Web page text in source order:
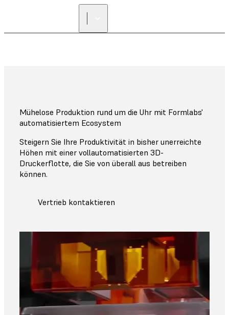
Mühelose Produktion rund um die Uhr mit Formlabs'
automatisiertem Ecosystem
Steigern Sie Ihre Produktivität in bisher unerreichte
Höhen mit einer vollautomatisierten 3D-
Druckerflotte, die Sie von überall aus betreiben
können.
Vertrieb kontaktieren